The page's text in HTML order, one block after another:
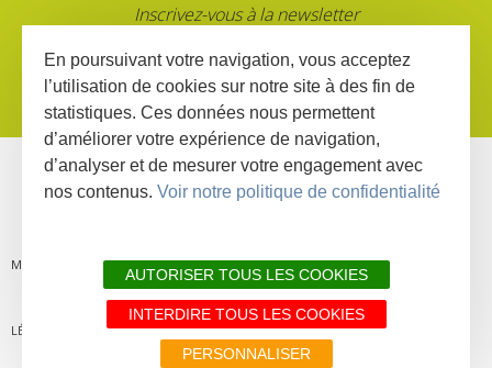
Inscrivez-vous à la newsletter
MENTIONS
LÉGALES
PLAN DU
SITE
LIENS
PARTENAIRES
DÉCLARATION
D'ACCESSIBILITÉ
En poursuivant votre navigation, vous acceptez
l’utilisation de cookies sur notre site à des fin de
statistiques. Ces données nous permettent
d’améliorer votre expérience de navigation,
d’analyser et de mesurer votre engagement avec
nos contenus. Voir notre politique de confidentialité
AUTORISER TOUS LES COOKIES
INTERDIRE TOUS LES COOKIES
PERSONNALISER